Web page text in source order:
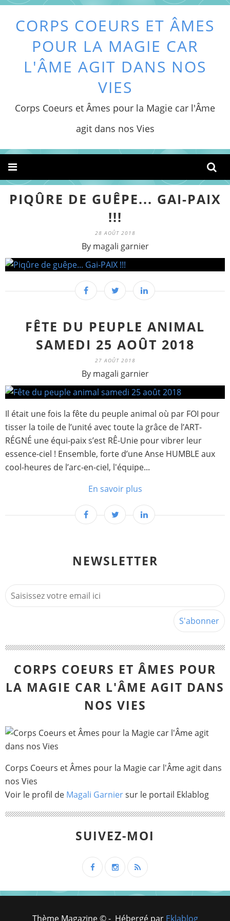
CORPS COEURS ET ÂMES
POUR LA MAGIE CAR
L'ÂME AGIT DANS NOS
VIES
Corps Coeurs et Âmes pour la Magie car l'Âme
agit dans nos Vies
PIQÛRE DE GUÊPE... GAI-PAIX
!!!
28 AOÛT 2018
By magali garnier
FÊTE DU PEUPLE ANIMAL
SAMEDI 25 AOÛT 2018
27 AOÛT 2018
By magali garnier
Il était une fois la fête du peuple animal où par FOI pour
tisser la toile de l’unité avec toute la grâce de l’ART-
RÉGNÉ une équi-paix s’est RÊ-Unie pour vibrer leur
essence-ciel ! Ensemble, forte d’une Anse HUMBLE aux
cool-heures de l’arc-en-ciel, l'équipe...
En savoir plus
NEWSLETTER
CORPS COEURS ET ÂMES POUR
LA MAGIE CAR L'ÂME AGIT DANS
NOS VIES
Corps Coeurs et Âmes pour la Magie car l'Âme agit dans
nos Vies
Voir le profil de Magali Garniersur le portail Eklablog
SUIVEZ-MOI
Thème Magazine © - Hébergé par Eklablog